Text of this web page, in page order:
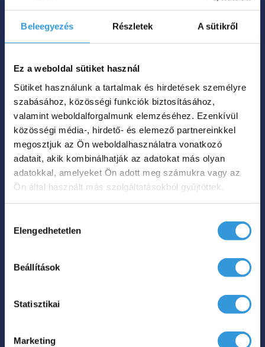
Beleegyezés Részletek A sütikről
Ez a weboldal sütiket használ
Sütiket használunk a tartalmak és hirdetések személyre
szabásához, közösségi funkciók biztosításához,
valamint weboldalforgalmunk elemzéséhez. Ezenkívül
közösségi média-, hirdető- és elemező partnereinkkel
megosztjuk az Ön weboldalhasználatra vonatkozó
adatait, akik kombinálhatják az adatokat más olyan
adatokkal, amelyeket Ön adott meg számukra vagy az
Ön által használt más szolgáltatásokból gyűjtöttek.
kiválasztása
Elengedhetetlen
Beállítások
Statisztikai
Marketing
Lily különleges
műmárvány kád
899 000Ft – 985 000Ft
000 Ft
-
985
000 Ft
Hol tudom megvenni?
a
terméknek
több
A
a
termékoldalon
választhatók
ki
terméknek
variációja